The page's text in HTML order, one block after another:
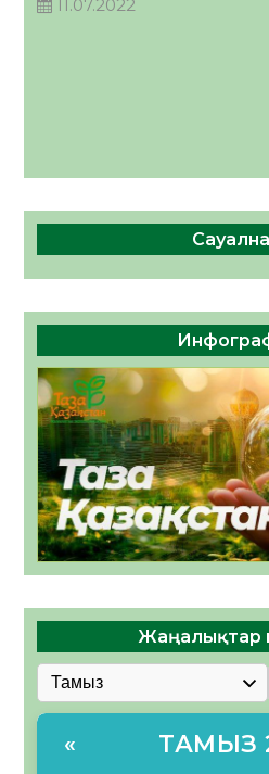
11.07.2022
Жаңалықтар
« ТАМЫЗ